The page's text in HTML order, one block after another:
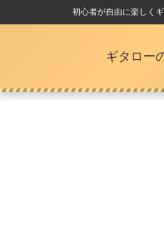
初心者が自由に楽しく
ギタロー